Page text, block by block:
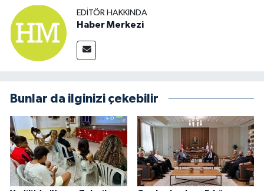
EDITÖR HAKKINDA
Haber Merkezi
Bunlar da ilginizi çekebilir